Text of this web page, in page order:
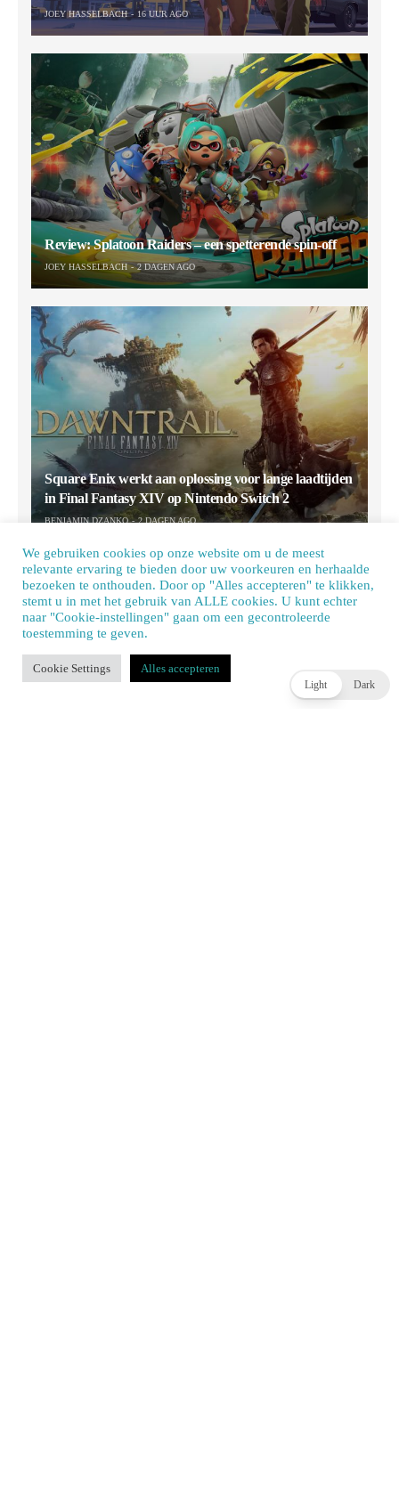
JOEY HASSELBACH 16 UUR AGO
Review: Splatoon Raiders – een spetterende spin-off
JOEY HASSELBACH 2 DAGEN AGO
Square Enix werkt aan oplossing voor lange laadtijden
in Final Fantasy XIV op Nintendo Switch 2
BENJAMIN DZANKO 2 DAGEN AGO
We gebruiken cookies op onze website om u de meest
relevante ervaring te bieden door uw voorkeuren en herhaalde
bezoeken te onthouden. Door op "Alles accepteren" te klikken,
stemt u in met het gebruik van ALLE cookies. U kunt echter
naar "Cookie-instellingen" gaan om een ​​gecontroleerde
toestemming te geven.
Cookie Settings Alles accepteren
Light Dark
Our site uses cookies. Learn more about our use of cookies:
ACCEPT